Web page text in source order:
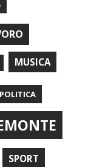
MUSICA
POLITICA
SPORT